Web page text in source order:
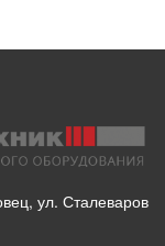
ул. Сталеваров